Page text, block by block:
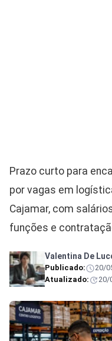
Prazo curto para
por vagas em
Cajamar, com
funções e
Valentina De
Publicado:
20/
Atualizado:
20/